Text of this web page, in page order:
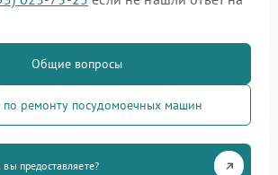
Общие вопросы
по ремонту посудомоечных машин
предоставляете?